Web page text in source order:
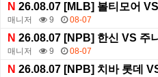
N 26.08.07 [MLB] 볼티모어
매니저 9 08-07
N 26.08.07 [NPB] 한신 VS 주
매니저 9 08-07
N 26.08.07 [NPB] 치바 롯데